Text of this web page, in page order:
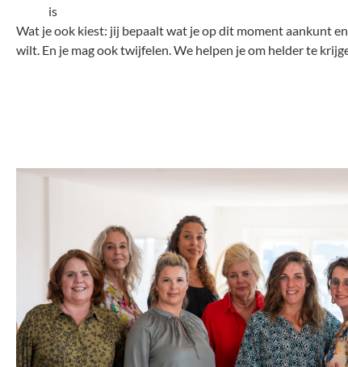
is
Wat je ook kiest: jij bepaalt wat je op dit moment aankunt
wilt. En je mag ook twijfelen. We helpen je om helder te